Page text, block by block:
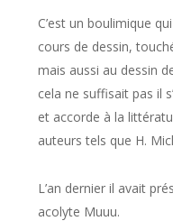
C’est un boulimique
cours de dessin,
mais aussi au dessin
cela ne suffisait pas il
et accorde à la
auteurs tels que H.
L’an dernier il avait
acolyte Muuu.